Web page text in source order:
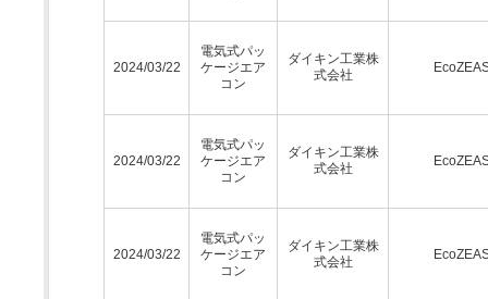
2024/03/22
電気式パッ
ケージエア
コン
ダイキン工業株
式会社
2024/03/22
電気式パッ
ケージエア
コン
ダイキン工業株
式会社
2024/03/22
電気式パッ
ケージエア
コン
ダイキン工業株
式会社